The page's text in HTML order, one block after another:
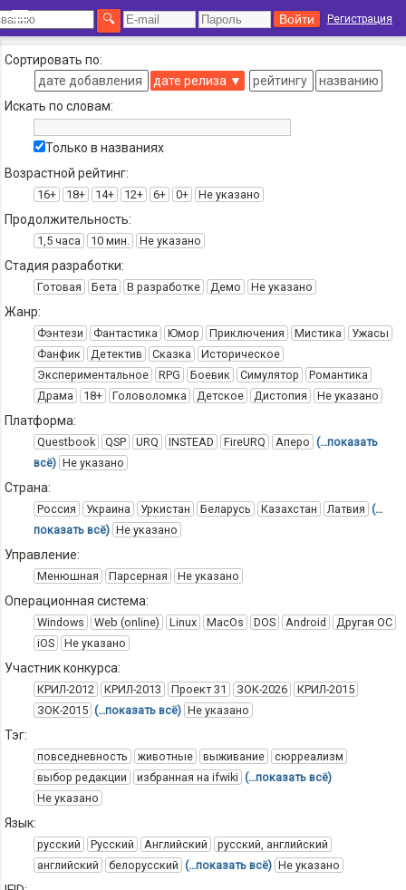
Регистрация
Сортировать по:
дате добавления
дате релиза ▼ рейтингу
названию
Искать по словам:
Только в названиях
Возрастной рейтинг:
16+ 18+ 14+ 12+ 6+ 0+ Не указано
Продолжительность:
1,5 часа 10 мин. Не указано
Стадия разработки:
Готовая Бета В разработке Демо Не указано
Жанр:
Фэнтези Фантастика Юмор Приключения Мистика
Ужасы
Фанфик
Детектив Сказка
Историческое
Экспериментальное
RPG Боевик Симулятор
Романтика
Драма
18+ Головоломка Детское Дистопия Не указано
Платформа:
Questbook QSP URQ INSTEAD FireURQ Аперо (…показать
всё) Не указано
Страна:
Россия Украина Уркистан Беларусь Казахстан Латвия (…
показать всё) Не указано
Управление:
Менюшная Парсерная Не указано
Операционная система:
Windows Web (online) Linux MacOs DOS Android
Другая ОС
iOS
Не указано
Участник конкурса:
КРИЛ-2012 КРИЛ-2013 Проект 31 ЗОК-2026
КРИЛ-2015
ЗОК-2015 (…показать всё) Не указано
Тэг:
повседневность животные выживание
сюрреализм
выбор редакции
избранная на ifwiki (…показать всё)
Не указано
Язык:
русский Русский Английский
русский, английский
английский
белорусский (…показать всё) Не указано